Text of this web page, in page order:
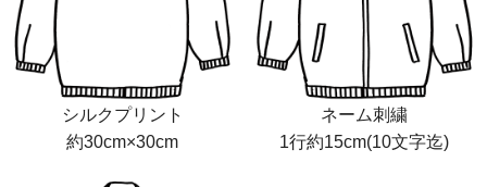
シルクプリント
約30cm×30cm
ネーム刺繍
1行約15cm(10文字迄)